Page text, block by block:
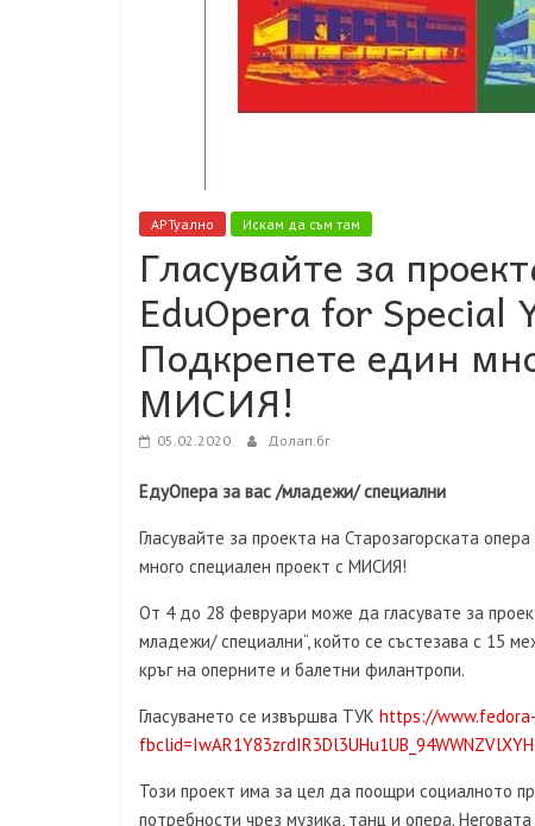
АРТуално Искам да съм там
Гласувайте за
EduOpera for
Подкрепете един
МИСИЯ!
05.02.2020 Долап.бг
ЕдуОпера за вас /младежи/ специални
Гласувайте за проекта на Старозагорската
много специален проект с МИСИЯ!
От 4 до 28 февруари може да гласувате за
младежи/ специални“, който се състезава с 15
кръг на оперните и балетни филантропи.
Гласуването се извършва ТУК https://
Този проект има за цел да поощри социалното
потребности чрез музика, танц и опера.